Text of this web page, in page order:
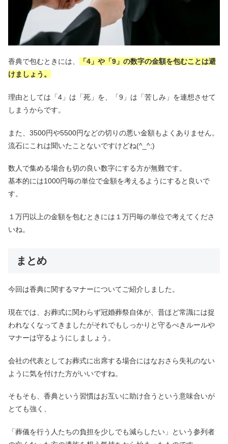
香典で包むときには、
「4」や「9」の数字の金額を包むことは避
けましょう。
理由としては「4」は「死」を、「9」は「苦しみ」を連想させて
しまうからです。
また、3500円や5500円などの切りの悪い金額もよくありません。
流石にこれは聞いたことないですけどね(^_^;)
数人で集める場合も切の良い数字にする方が無難です。
基本的には1000円毎の単位で金額を考えるようにすると良いで
す。
１万円以上の金額を包むときには１万円毎の単位で考えてくださ
いね。
まとめ
今回は香典に関するマナーについてご紹介しました。
現在では、お葬式に関わらず冠婚葬祭自体が、昔ほど常識には捉
われなくなってきましたがそれでもしっかりと守るべきルールや
マナーは守るようにしましょう。
会社の代表としてお葬式に出席する場合にはなおさら失礼のない
ように気を付けた方がいいですね。
そもそも、香典という習慣はお互いに助け合うという意味合いが
とても強く、
「葬儀を行う人たちの負担を少しでも減らしたい」という参列者